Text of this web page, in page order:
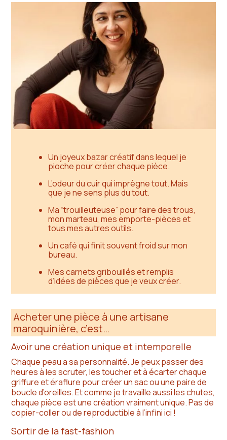
Un joyeux bazar créatif dans lequel je
pioche pour créer chaque pièce.
L’odeur du cuir qui imprègne tout. Mais
que je ne sens plusdu tout.
Ma “trouilleuteuse” pour faire des trous,
mon marteau, mes emporte-pièces et
tous mes autres outils.
Un café qui finit souvent froid sur mon
bureau.
Mes carnets gribouillés et remplis
d’idées de pièces que je veux créer.
Acheter une pièce à une artisane
maroquinière, c’est…
Avoir une création unique et intemporelle
Chaque peau a sa personnalité. Je peux passer des
heures à les scruter, les toucher et à écarter chaque
griffure et éraflure pour créer un sac ou une paire de
boucle d’oreilles. Et comme je travaille aussi les chutes,
chaque pièce est une création vraiment unique. Pas de
copier-coller ou de reproductible à l’infini ici !
Sortir de la fast-fashion